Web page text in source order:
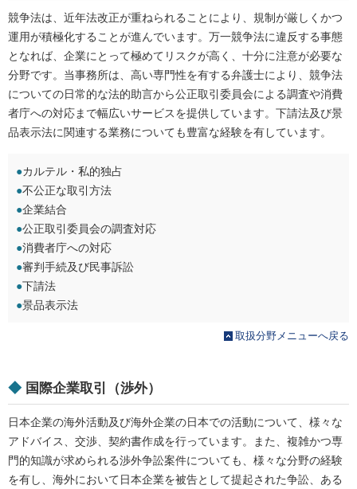
競争法は、近年法改正が重ねられることにより、規制が厳しくかつ
運用が積極化することが進んでいます。万一競争法に違反する事態
となれば、企業にとって極めてリスクが高く、十分に注意が必要な
分野です。当事務所は、高い専門性を有する弁護士により、競争法
についての日常的な法的助言から公正取引委員会による調査や消費
者庁への対応まで幅広いサービスを提供しています。下請法及び景
品表示法に関連する業務についても豊富な経験を有しています。
●カルテル・私的独占
●不公正な取引方法
●企業結合
●公正取引委員会の調査対応
●消費者庁への対応
●審判手続及び民事訴訟
●下請法
●景品表示法
取扱分野メニューへ戻る
◆ 国際企業取引（渉外）
日本企業の海外活動及び海外企業の日本での活動について、様々な
アドバイス、交渉、契約書作成を行っています。また、複雑かつ専
門的知識が求められる渉外争訟案件についても、様々な分野の経験
を有し、海外において日本企業を被告として提起された争訟、ある